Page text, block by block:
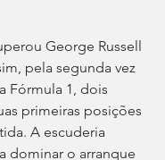
George Russell
pela segunda vez
Fórmula 1, dois
primeiras posições
A escuderia
dominar o arranque